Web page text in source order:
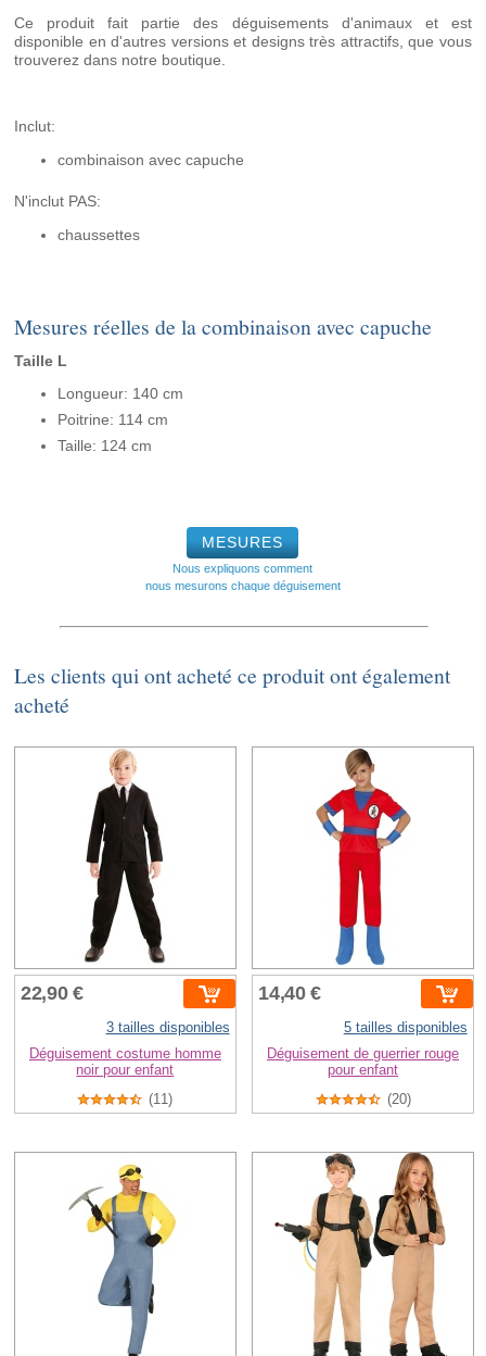
Ce produit fait partie des déguisements d'animaux et est
disponible en d'autres versions et designs très attractifs, que vous
trouverez dans notre boutique.
Inclut:
combinaison avec capuche
N'inclut PAS:
chaussettes
Mesures réelles de la combinaison avec capuche
Taille L
Longueur: 140 cm
Poitrine: 114 cm
Taille: 124 cm
MESURES
Nous expliquons comment
nous mesurons chaque déguisement
Les clients qui ont acheté ce produit ont également
acheté
22,90 €
3 tailles disponibles
Déguisement costume homme
noir pour enfant
(11)
14,40 €
5 tailles disponibles
Déguisement de guerrier rouge
pour enfant
(20)